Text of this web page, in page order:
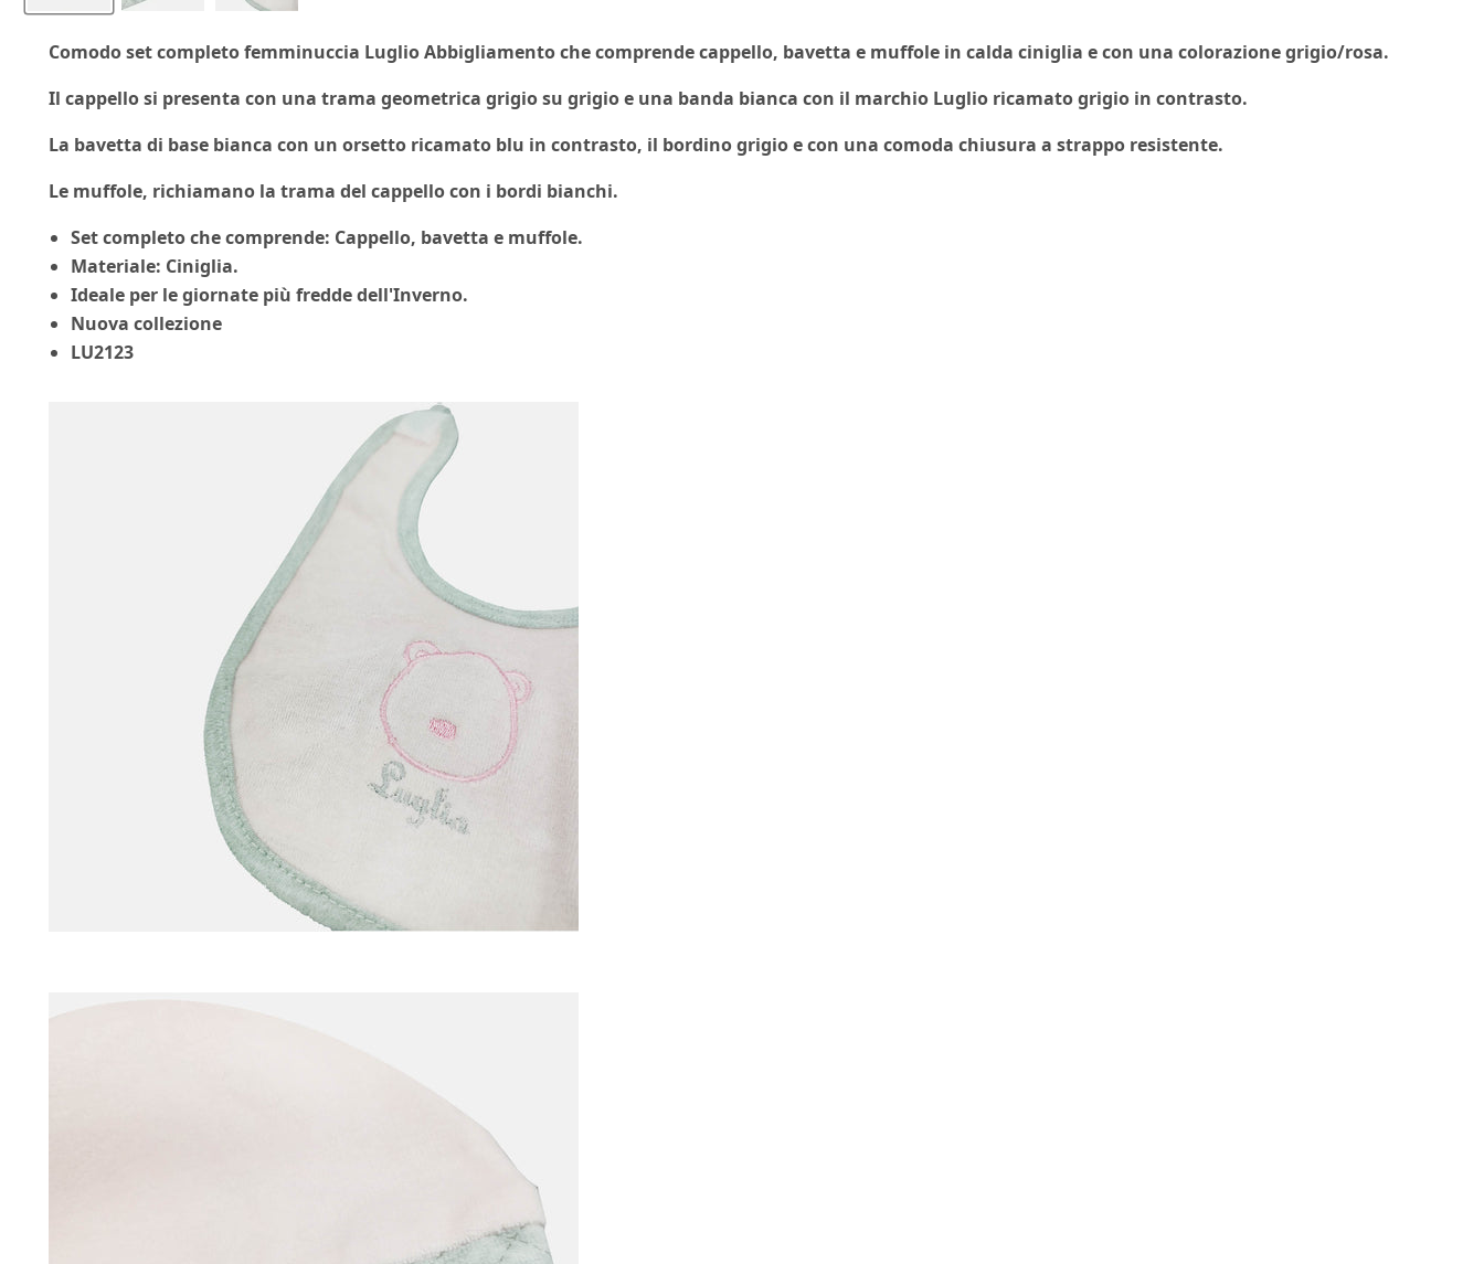
Comodo set completo femminuccia Luglio Abbigliamento che comprende cappello, bavetta e muffole in calda ciniglia e con una colorazione grigio/rosa.
Il cappello si presenta con una trama geometrica grigio su grigio e una banda bianca con il marchio Luglio ricamato grigio in contrasto.
La bavetta di base bianca con un orsetto ricamato blu in contrasto, il bordino grigio e con una comoda chiusura a strappo resistente.
Le muffole, richiamano la trama del cappello con i bordi bianchi.
Set completo che comprende: Cappello, bavetta e muffole.
Materiale: Ciniglia.
Ideale per le giornate più fredde dell'Inverno.
Nuova collezione
LU2123